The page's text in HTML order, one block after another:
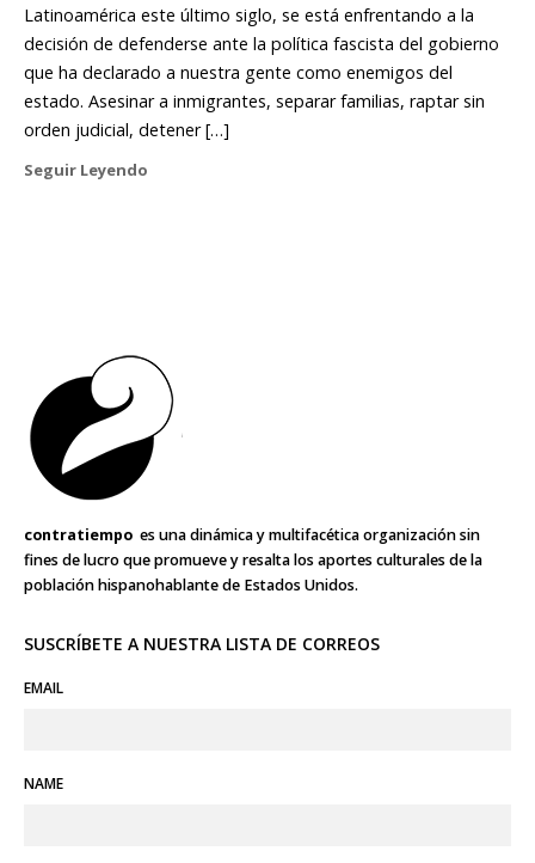
Latinoamérica este último siglo, se está enfrentando a la
decisión de defenderse ante la política fascista del gobierno
que ha declarado a nuestra gente como enemigos del
estado. Asesinar a inmigrantes, separar familias, raptar sin
orden judicial, detener […]
Seguir Leyendo
contratiempo es una dinámica y multifacética organización sin
fines de lucro que promueve y resalta los aportes culturales de la
población hispanohablante de Estados Unidos.
SUSCRÍBETE A NUESTRA LISTA DE CORREOS
EMAIL
NAME